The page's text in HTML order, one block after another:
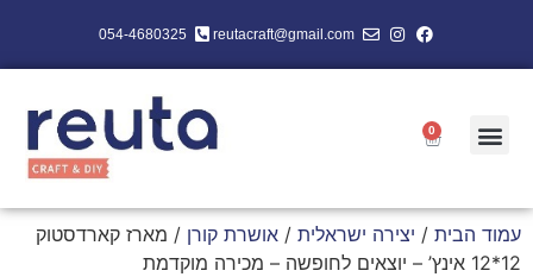
reutacraft@gmail.com
054-4680325
0
עמוד הבית / יצירה ישראלית / אושרת קורן / מארז קארדסטוק
12*12 אינץ’ – יוצאים לחופשה – מכירה מוקדמת